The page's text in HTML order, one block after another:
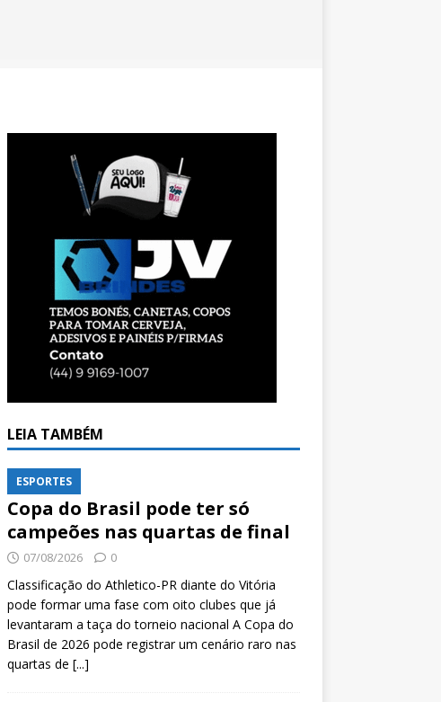
LEIA TAMBÉM
ESPORTES
Copa do Brasil pode ter só
campeões nas quartas de final
07/08/2026 0
Classificação do Athletico-PR diante do Vitória
pode formar uma fase com oito clubes que já
levantaram a taça do torneio nacional A Copa do
Brasil de 2026 pode registrar um cenário raro nas
quartas de [...]